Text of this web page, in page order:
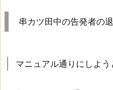
串カツ田中の告発者の
マニュアル通りにしよ